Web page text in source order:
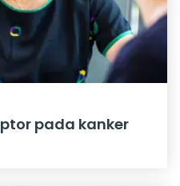
pada kanker